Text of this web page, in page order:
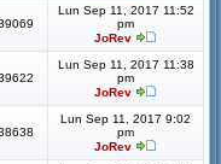
Lun Sep 11, 2017 11:52
pm
JoRev
Lun Sep 11, 2017 11:38
pm
JoRev
Lun Sep 11, 2017 9:02
pm
JoRev